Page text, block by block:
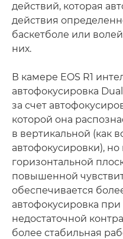
действий, которая
действия
баскетболе или
них.
В камере EOS R1
автофокусировка
за счет
которой она
в вертикальной (как
автофокусировки),
горизонтальной
повышенной
обеспечивается
автофокусировка
недостаточной
более стабильная